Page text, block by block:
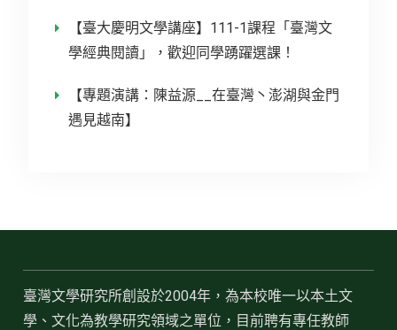
【臺大慶明文學講座】111-1課程「臺灣文
學經典閱讀」，歡迎同學踴躍選課！
【專題演講：陳益源__在臺灣丶澎湖與金門
遇見越南】
臺灣文學研究所創設於2004年，為本校唯一以本土文
學、文化為教學研究領域之單位，目前聘有專任教師